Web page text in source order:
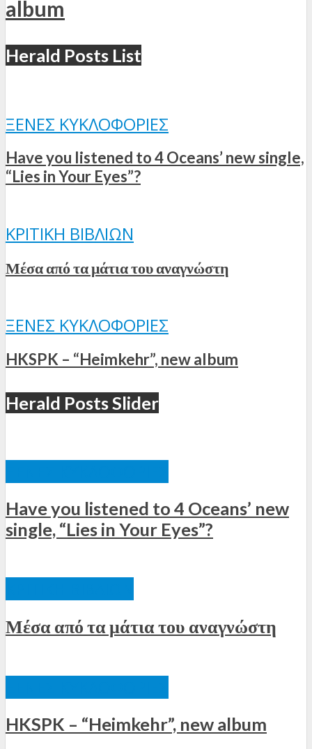
album
Herald Posts List
ΞΈΝΕΣ ΚΥΚΛΟΦΟΡΊΕΣ
Have you listened to 4 Oceans’ new single,
“Lies in Your Eyes”?
ΚΡΙΤΙΚΉ ΒΙΒΛΊΩΝ
Μέσα από τα μάτια του αναγνώστη
ΞΈΝΕΣ ΚΥΚΛΟΦΟΡΊΕΣ
HKSPK – “Heimkehr”, new album
Herald Posts Slider
Have you listened to 4 Oceans’ new
single, “Lies in Your Eyes”?
Μέσα από τα μάτια του αναγνώστη
HKSPK – “Heimkehr”, new album